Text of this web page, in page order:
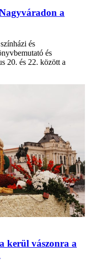
a
és
és
20. és 22. között a
kerül vászonra a